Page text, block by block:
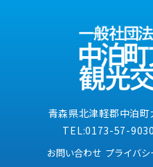
青森県北津軽郡中泊
TEL:0173-57-
お問い合わせ プライバ